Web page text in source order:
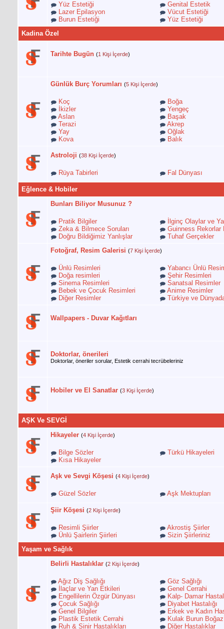
Yüz Estetiği
Genital Estetik
Lazer Epilasyon
Vücut Estetiği
Burun Estetiği
Yüz Estetiği
Kadina Özel
Tarihte Bugün (1 Kişi İçerde)
Günlük Burç Yorumları (5 Kişi İçerde)
Koç
Boğa
İkizler
Yengeç
Aslan
Başak
Terazi
Akrep
Yay
Oğlak
Kova
Balık
Astroloji (38 Kişi İçerde)
Rüya Tabirleri Fal Dünyası
Eğlence & Hobiler
Bunları Biliyor Musunuz ?
Pratik Bilgiler
İlginç Olaylar ve
Zeka & Bilmece Soruları
Guinness Rekorlar
Doğru Bildiğimiz Yanlışlar
Tuhaf Gerçekler
Fotoğraf, Resim Galerisi (7 Kişi İçerde)
Ünlü Resimleri
Yabancı Ünlü
Doğa resimleri
Şehir Resimleri
Sinema Resimleri
Sanatsal Resimler
Bebek ve Çocuk Resimleri
Anime Resimler
Diğer Resimler
Türkiye ve
Wallpapers - Duvar Kağıtları
Doktorlar, önerileri
Doktorlar, öneriler sorular, Estetik cerrahi tecrübeleriniz
Hobiler ve El Sanatlar (3 Kişi İçerde)
AŞK Ve SEVGİ
Hikayeler (4 Kişi İçerde)
Bilge Sözler
Türkü Hikayeleri
Kısa Hikayeler
Aşk ve Sevgi Köşesi (4 Kişi İçerde)
Güzel Sözler Aşk Mektupları
Şiir Köşesi (2 Kişi İçerde)
Resimli Şiirler
Akrostiş Şiirler
Ünlü Şairlerin Şiirleri
Sizin Şiirleriniz
Yaşam ve Sağlık
Belirli Hastalıklar (2 Kişi İçerde)
Ağız Diş Sağlığı
Göz Sağlığı
İlaçlar ve Yan Etkileri
Genel Cerrahi
Engellilerin Özgür Dünyası
Kalp- Damar
Çocuk Sağlığı
Diyabet Hastalığı
Genel Bilgiler
Erkek ve Kadın
Plastik Estetik Cerrahi
Kulak Burun Boğaz
Ruh & Sinir Hastalıkları
Diğer Hastalıklar